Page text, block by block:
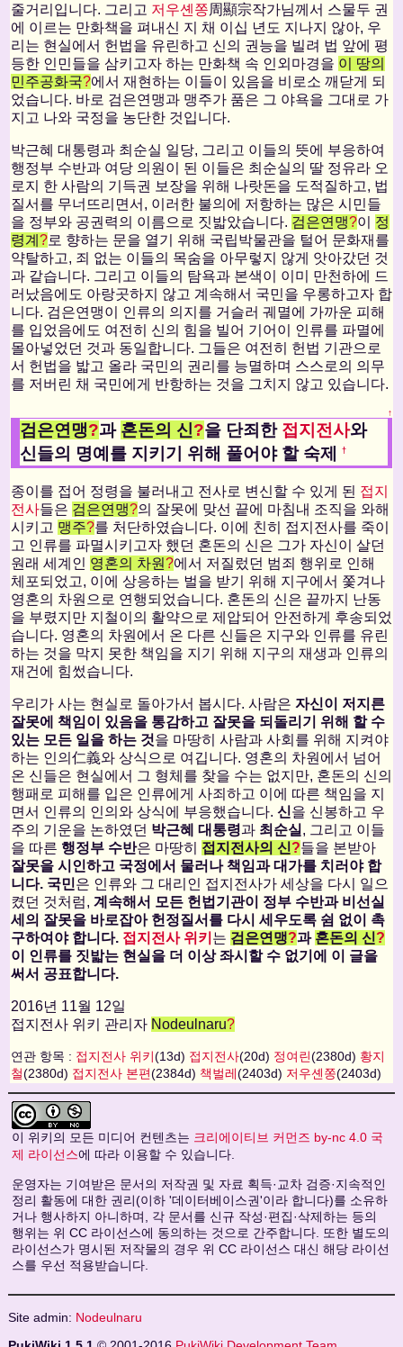
줄거리입니다. 그리고 저우셴쫑周顯宗작가님께서 스물두 권
에 이르는 만화책을 펴내신 지 채 이십 년도 지나지 않아, 우
리는 현실에서 헌법을 유린하고 신의 권능을 빌려 법 앞에 평
등한 인민들을 삼키고자 하는 만화책 속 인외마경을 이 땅의
민주공화국?에서 재현하는 이들이 있음을 비로소 깨닫게 되
었습니다. 바로 검은연맹과 맹주가 품은 그 야욕을 그대로 가
지고 나와 국정을 농단한 것입니다.
박근혜 대통령과 최순실 일당, 그리고 이들의 뜻에 부응하여
행정부 수반과 여당 의원이 된 이들은 최순실의 딸 정유라 오
로지 한 사람의 기득권 보장을 위해 나랏돈을 도적질하고, 법
질서를 무너뜨리면서, 이러한 불의에 저항하는 많은 시민들
을 정부와 공권력의 이름으로 짓밟았습니다. 검은연맹?이 정
령계 ?로 향하는 문을 열기 위해 국립박물관을 털어 문화재를
약탈하고, 죄 없는 이들의 목숨을 아무렇지 않게 앗아갔던 것
과 같습니다. 그리고 이들의 탐욕과 본색이 이미 만천하에 드
러났음에도 아랑곳하지 않고 계속해서 국민을 우롱하고자 합
니다. 검은연맹이 인류의 의지를 거슬러 궤멸에 가까운 피해
를 입었음에도 여전히 신의 힘을 빌어 기어이 인류를 파멸에
몰아넣었던 것과 동일합니다. 그들은 여전히 헌법 기관으로
서 헌법을 밟고 올라 국민의 권리를 능멸하며 스스로의 의무
를 저버린 채 국민에게 반항하는 것을 그치지 않고 있습니다.
↑
검은연맹?과 혼돈의 신?을 단죄한 접지전사와
신들의 명예를 지키기 위해 풀어야 할 숙제
†
종이를 접어 정령을 불러내고 전사로 변신할 수 있게 된 접지
전사들은 검은연맹?의 잘못에 맞선 끝에 마침내 조직을 와해
시키고 맹주?를 처단하였습니다. 이에 친히 접지전사를 죽이
고 인류를 파멸시키고자 했던 혼돈의 신은 그가 자신이 살던
원래 세계인 영혼의 차원?에서 저질렀던 범죄 행위로 인해
체포되었고, 이에 상응하는 벌을 받기 위해 지구에서 쫓겨나
영혼의 차원으로 연행되었습니다. 혼돈의 신은 끝까지 난동
을 부렸지만 지철이의 활약으로 제압되어 안전하게 후송되었
습니다. 영혼의 차원에서 온 다른 신들은 지구와 인류를 유린
하는 것을 막지 못한 책임을 지기 위해 지구의 재생과 인류의
재건에 힘썼습니다.
우리가 사는 현실로 돌아가서 봅시다. 사람은 자신이 저지른
잘못에 책임이 있음을 통감하고 잘못을 되돌리기 위해 할 수
있는 모든 일을 하는 것을 마땅히 사람과 사회를 위해 지켜야
하는 인의仁義와 상식으로 여깁니다. 영혼의 차원에서 넘어
온 신들은 현실에서 그 형체를 찾을 수는 없지만, 혼돈의 신의
행패로 피해를 입은 인류에게 사죄하고 이에 따른 책임을 지
면서 인류의 인의와 상식에 부응했습니다. 신을 신봉하고 우
주의 기운을 논하였던 박근혜 대통령과 최순실 , 그리고 이들
을 따른 행정부 수반은 마땅히 접지전사의 신?들을 본받아
잘못을 시인하고 국정에서 물러나 책임과 대가를 치러야 합
니다. 국민은 인류와 그 대리인 접지전사가 세상을 다시 일으
켰던 것처럼, 계속해서 모든 헌법기관이 정부 수반과 비선실
세의 잘못을 바로잡아 헌정질서를 다시 세우도록 쉼 없이 촉
구하여야 합니다. 접지전사 위키 는 검은연맹?과 혼돈의 신?
이 인류를 짓밟는 현실을 더 이상 좌시할 수 없기에 이 글을
써서 공표합니다.
2016년 11월 12일
접지전사 위키 관리자 Nodeulnaru?
연관 항목 : 접지전사 위키(13d) 접지전사(20d) 정여린(2380d) 황지
철(2380d) 접지전사 본편(2384d) 책벌레(2403d) 저우셴쫑(2403d)
이 위키의 모든 미디어 컨텐츠는 크리에이티브 커먼즈 by-nc 4.0 국
제 라이선스에 따라 이용할 수 있습니다.
운영자는 기여받은 문서의 저작권 및 자료 획득·교차 검증·지속적인
정리 활동에 대한 권리(이하 '데이터베이스권'이라 합니다)를 소유하
거나 행사하지 아니하며, 각 문서를 신규 작성·편집·삭제하는 등의
행위는 위 CC 라이선스에 동의하는 것으로 간주합니다. 또한 별도의
라이선스가 명시된 저작물의 경우 위 CC 라이선스 대신 해당 라이선
스를 우선 적용받습니다.
Site admin: Nodeulnaru